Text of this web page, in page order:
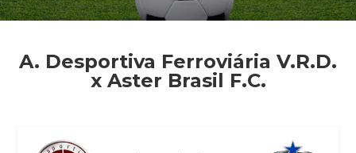
A. Desportiva Ferroviária V.R.D.
x Aster Brasil F.C.